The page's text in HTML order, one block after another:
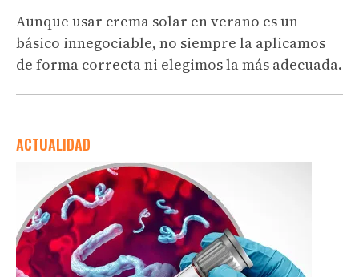
Aunque usar crema solar en verano es un
básico innegociable, no siempre la aplicamos
de forma correcta ni elegimos la más adecuada.
ACTUALIDAD